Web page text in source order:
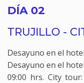
DÍA 02
TRUJILLO -
Desayuno en el
Desayuno en el
09:00 hrs. City